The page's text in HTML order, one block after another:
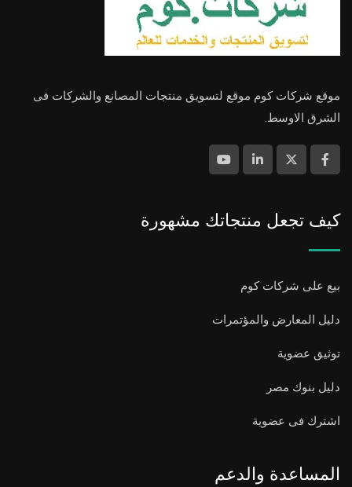
موقع شركات كوم موقع لتسويق منتجات المصانع والشركات فى
الشرق الاوسط.
كيف تجعل منتجاتك مشهورة
بيع على شركات كوم
دليل المعارض والمؤتمرات
توثيق عضوية
دليل بنوك مصر
اشترك فى عضوية
المساعدة والدعم